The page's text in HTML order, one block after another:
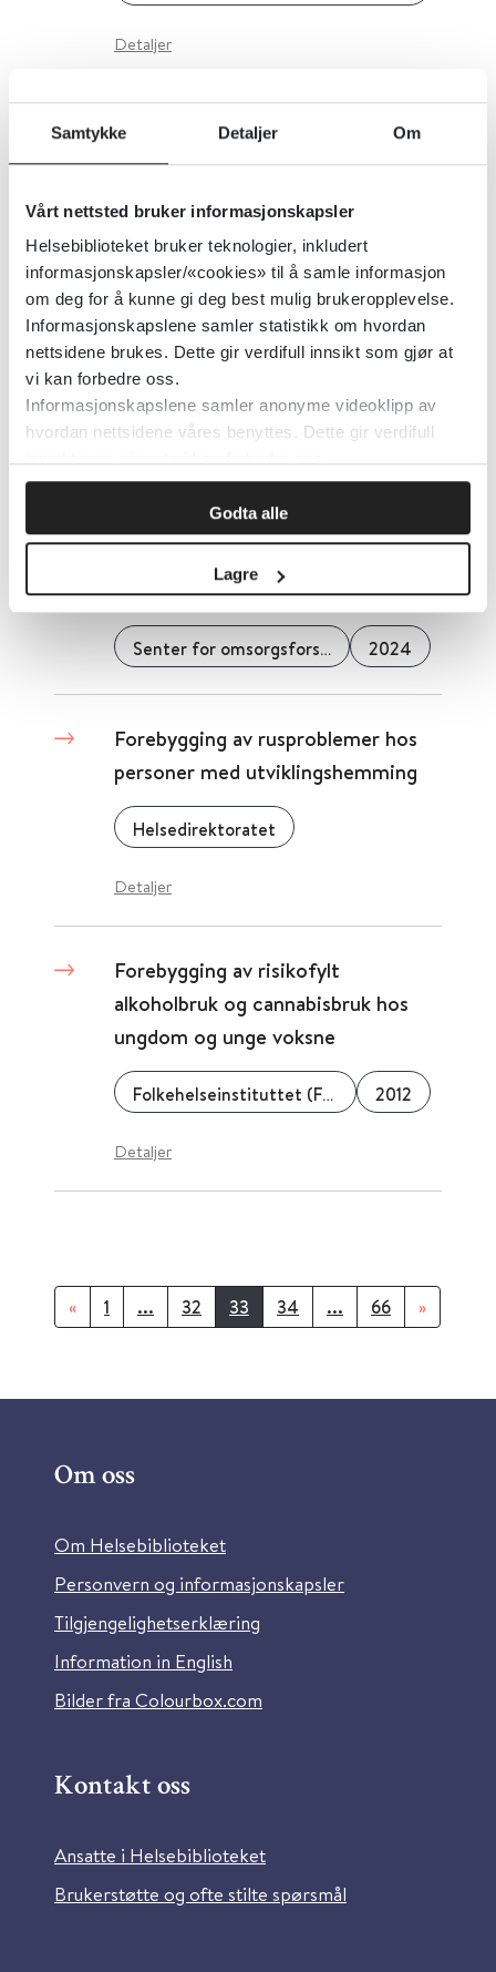
Samtykke Detaljer Om
Vårt nettsted bruker informasjonskapsler
Helsebiblioteket bruker teknologier, inkludert
informasjonskapsler/«cookies» til å samle informasjon
om deg for å kunne gi deg best mulig brukeropplevelse.
Informasjonskapslene samler statistikk om hvordan
nettsidene brukes. Dette gir verdifull innsikt som gjør at
vi kan forbedre oss.
Informasjonskapslene samler anonyme videoklipp av
hvordan nettsidene våres benyttes. Dette gir verdifull
Godta alle
Lagre
Detaljer
Forebygging av selvmord blant
eldre
Detaljer
Forebygging av selvmord 2020-
2025 - Regjeringens handlingsplan
Forebygging av selvmord
Senter for omsorgsforskning 2024
Forebygging av rusproblemer hos
personer med utviklingshemming
Helsedirektoratet
Detaljer
Forebygging av risikofylt
alkoholbruk og cannabisbruk hos
ungdom og unge voksne
Folkehelseinstituttet (FHI) 2012
Detaljer
« 1 ... 32 33 34 ... 66 »
Om oss
Om Helsebiblioteket
Personvern og informasjonskapsler
Tilgjengelighetserklæring
Information in English
Bilder fra Colourbox.com
Kontakt oss
Ansatte i Helsebiblioteket
Brukerstøtte og ofte stilte spørsmål